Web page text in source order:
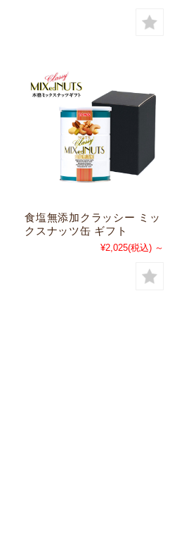
食塩無添加クラッシー ミッ
クスナッツ缶 ギフト
¥2,025(税込) ～